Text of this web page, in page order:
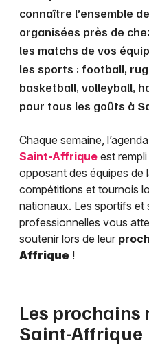
connaître l’ensemble
organisées près de
les matchs de vos
les sports : football,
basketball, volleyball,
pour tous les goûts à
Chaque semaine,
Saint-Affrique est
opposant des équipes de
compétitions et tournois
nationaux. Les sportifs et
professionnelles vous
soutenir lors de leur
Affrique !
Les prochains
Saint-Affrique